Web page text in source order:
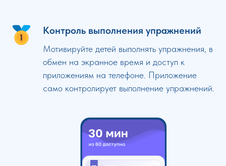
Контроль выполнения упражнений
Мотивируйте детей выполнять упражнения, в
обмен на экранное время и доступ к
приложениям на телефоне. Приложение
само контролирует выполнение упражнений.